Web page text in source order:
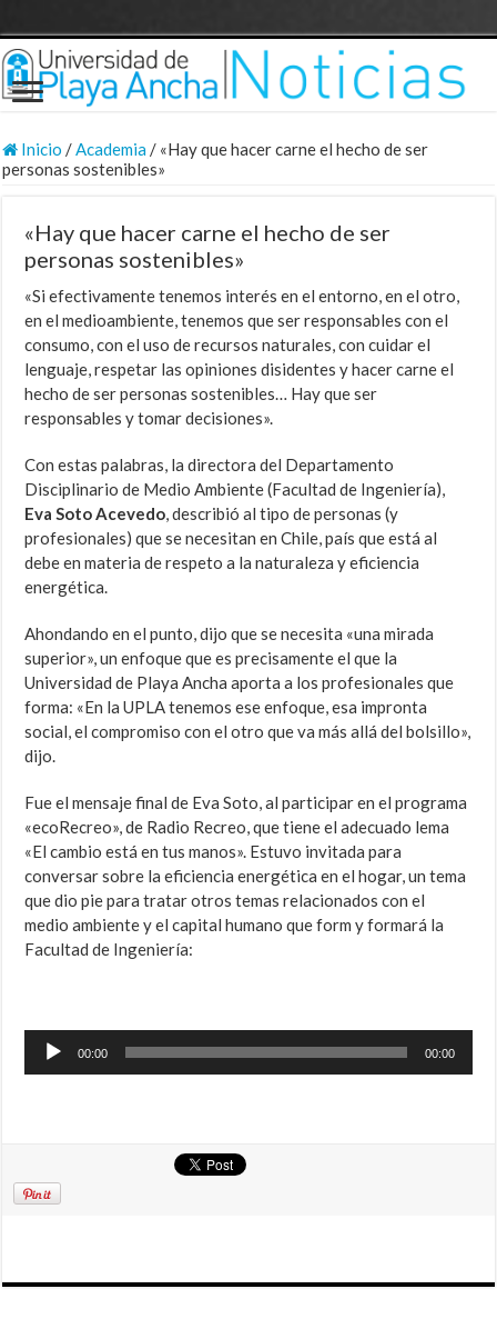
Inicio /Academia/ «Hay que hacer carne el hecho de ser
personas sostenibles»
«Hay que hacer carne el hecho de ser
personas sostenibles»
«Si efectivamente tenemos interés en el entorno, en el otro,
en el medioambiente, tenemos que ser responsables con el
consumo, con el uso de recursos naturales, con cuidar el
lenguaje, respetar las opiniones disidentes y hacer carne el
hecho de ser personas sostenibles… Hay que ser
responsables y tomar decisiones».
Con estas palabras, la directora del Departamento
Disciplinario de Medio Ambiente (Facultad de Ingeniería),
Eva Soto Acevedo, describió al tipo de personas (y
profesionales) que se necesitan en Chile, país que está al
debe en materia de respeto a la naturaleza y eficiencia
energética.
Ahondando en el punto, dijo que se necesita «una mirada
superior», un enfoque que es precisamente el que la
Universidad de Playa Ancha aporta a los profesionales que
forma: «En la UPLA tenemos ese enfoque, esa impronta
social, el compromiso con el otro que va más allá del bolsillo»,
dijo.
Fue el mensaje final de Eva Soto, al participar en el programa
«ecoRecreo», de Radio Recreo, que tiene el adecuado lema
«El cambio está en tus manos». Estuvo invitada para
conversar sobre la eficiencia energética en el hogar, un tema
que dio pie para tratar otros temas relacionados con el
medio ambiente y el capital humano que form y formará la
Facultad de Ingeniería:
Reproductor
00:00 00:00